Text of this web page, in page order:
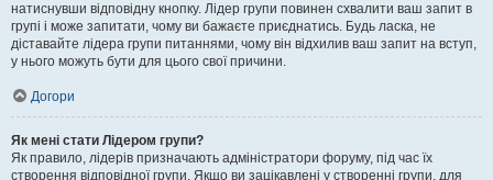
натиснувши відповідну кнопку. Лідер групи повинен схвалити ваш запит в
групі і може запитати, чому ви бажаєте приєднатись. Будь ласка, не
діставайте лідера групи питаннями, чому він відхилив ваш запит на вступ,
у нього можуть бути для цього свої причини.
Догори
Як мені стати Лідером групи?
Як правило, лідерів призначають адміністратори форуму, під час їх
створення відповідної групи. Якщо ви зацікавлені у створенні групи, для